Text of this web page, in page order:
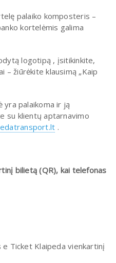
palaiko komposteris –
kortelėmis galima
logotipą , įsitikinkite,
žiūrėkite klausimą „Kaip
yra palaikoma ir ją
su klientų aptarnavimo
.
bilietą (QR), kai telefonas
Ticket Klaipeda vienkartinį